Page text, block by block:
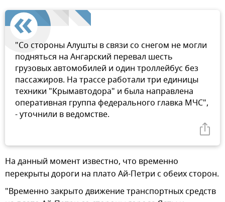
"Со стороны Алушты в связи со снегом не могли
подняться на Ангарский перевал шесть
грузовых автомобилей и один троллейбус без
пассажиров. На трассе работали три единицы
техники "Крымавтодора" и была направлена
оперативная группа федерального главка МЧС",
- уточнили в ведомстве.
На данный момент известно, что временно
перекрыты дороги на плато Ай-Петри с обеих сторон.
"Временно закрыто движение транспортных средств